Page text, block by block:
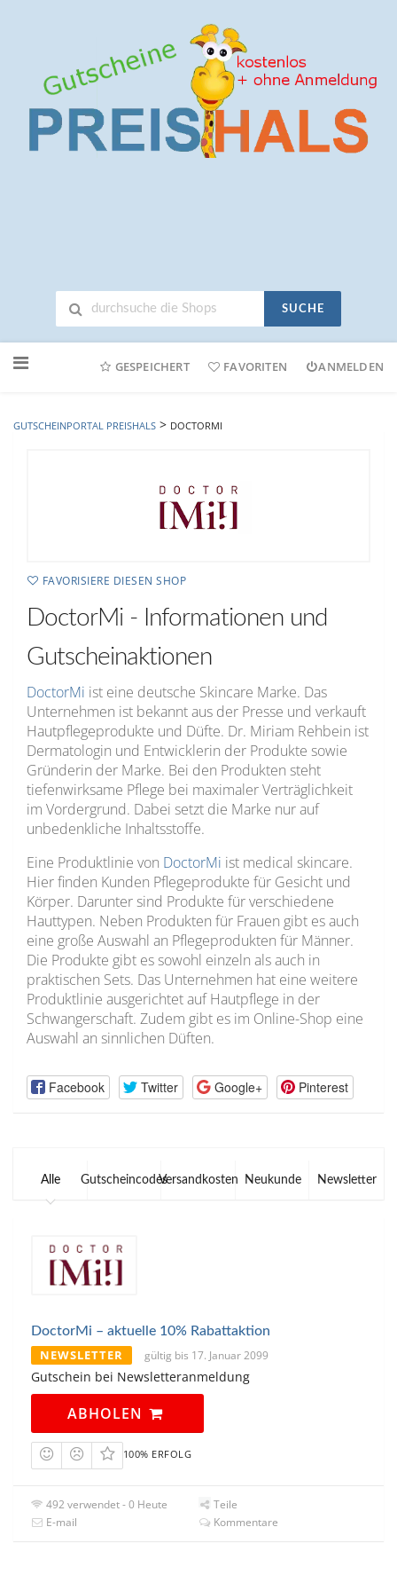
SUCHE
Online-
GESPEICHERT FAVORITEN ANMELDEN
GUTSCHEINPORTAL PREISHALS > DOCTORMI
FAVORISIERE DIESEN SHOP
DoctorMi - Informationen und
Gutscheinaktionen
DoctorMi ist eine deutsche Skincare Marke. Das
Unternehmen ist bekannt aus der Presse und verkauft
Hautpflegeprodukte und Düfte. Dr. Miriam Rehbein ist
Dermatologin und Entwicklerin der Produkte sowie
Gründerin der Marke. Bei den Produkten steht
tiefenwirksame Pflege bei maximaler Verträglichkeit
im Vordergrund. Dabei setzt die Marke nur auf
unbedenkliche Inhaltsstoffe.
Eine Produktlinie von DoctorMi ist medical skincare.
Hier finden Kunden Pflegeprodukte für Gesicht und
Körper. Darunter sind Produkte für verschiedene
Hauttypen. Neben Produkten für Frauen gibt es auch
eine große Auswahl an Pflegeprodukten für Männer.
Die Produkte gibt es sowohl einzeln als auch in
praktischen Sets. Das Unternehmen hat eine weitere
Produktlinie ausgerichtet auf Hautpflege in der
Schwangerschaft. Zudem gibt es im Online-Shop eine
Auswahl an sinnlichen Düften.
Facebook Twitter Google+ Pinterest
Alle GutscheincodesVersandkosten Neukunde Newsletter
DoctorMi – aktuelle 10% Rabattaktion
NEWSLETTER gültig bis 17. Januar 2099
Gutschein bei Newsletteranmeldung
ABHOLEN
100% ERFOLG
492 verwendet - 0 Heute
Teile
E-mail
Kommentare